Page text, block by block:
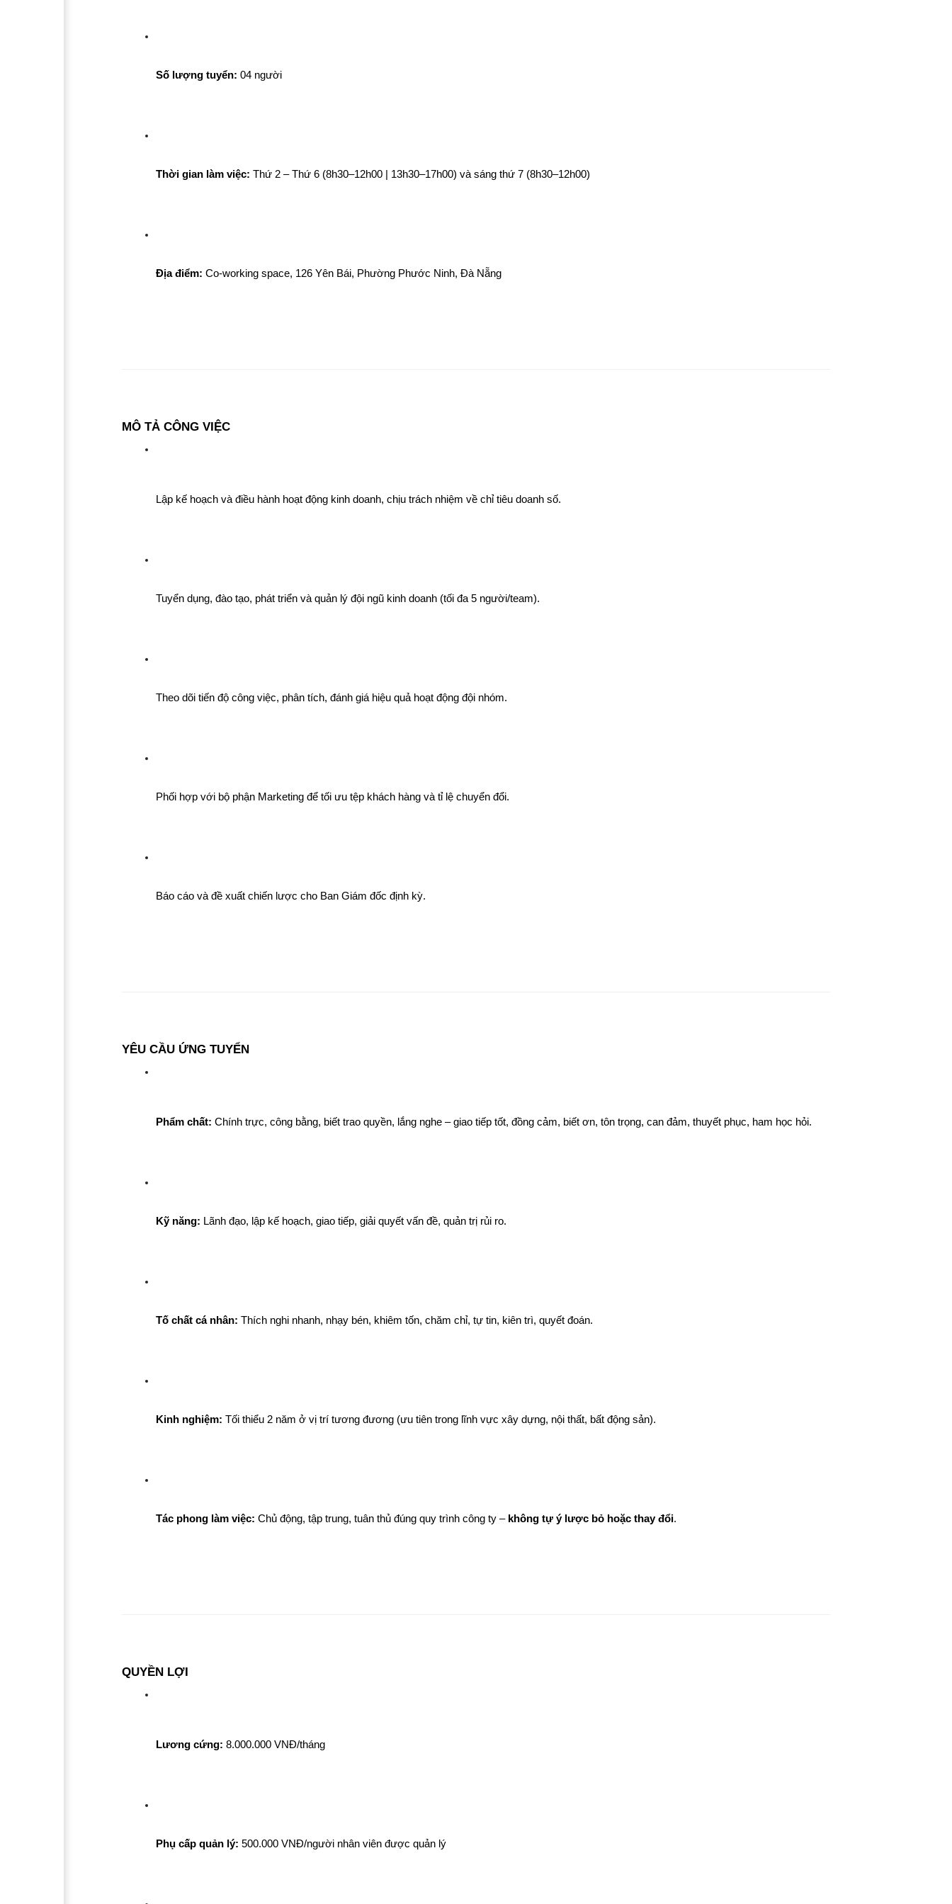
Số lượng tuyển: 04 người
Thời gian làm việc: Thứ 2 – Thứ 6 (8h30–12h00 | 13h30–17h00) và sáng thứ 7 (8h30–12h00)
Địa điểm: Co-working space, 126 Yên Bái, Phường Phước Ninh, Đà Nẵng
MÔ TẢ CÔNG VIỆC
Lập kế hoạch và điều hành hoạt động kinh doanh, chịu trách nhiệm về chỉ tiêu doanh số.
Tuyển dụng, đào tạo, phát triển và quản lý đội ngũ kinh doanh (tối đa 5 người/team).
Theo dõi tiến độ công việc, phân tích, đánh giá hiệu quả hoạt động đội nhóm.
Phối hợp với bộ phận Marketing để tối ưu tệp khách hàng và tỉ lệ chuyển đổi.
Báo cáo và đề xuất chiến lược cho Ban Giám đốc định kỳ.
YÊU CẦU ỨNG TUYỂN
Phẩm chất: Chính trực, công bằng, biết trao quyền, lắng nghe – giao tiếp tốt, đồng cảm, biết ơn, tôn trọng, can đảm, thuyết phục, ham học hỏi.
Kỹ năng: Lãnh đạo, lập kế hoạch, giao tiếp, giải quyết vấn đề, quản trị rủi ro.
Tố chất cá nhân: Thích nghi nhanh, nhạy bén, khiêm tốn, chăm chỉ, tự tin, kiên trì, quyết đoán.
Kinh nghiệm: Tối thiểu 2 năm ở vị trí tương đương (ưu tiên trong lĩnh vực xây dựng, nội thất, bất động sản).
Tác phong làm việc: Chủ động, tập trung, tuân thủ đúng quy trình công ty – không tự ý lược bỏ hoặc thay đổi.
QUYỀN LỢI
Lương cứng: 8.000.000 VNĐ/tháng
Phụ cấp quản lý: 500.000 VNĐ/người nhân viên được quản lý